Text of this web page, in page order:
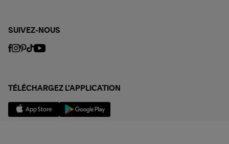
SUIVEZ-NOUS
TÉLÉCHARGEZ L'APPLICATION